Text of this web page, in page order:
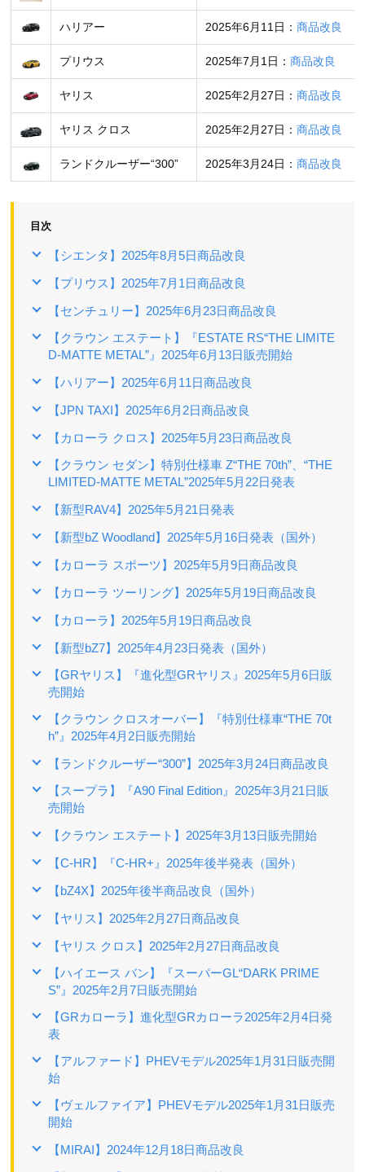
ハリアー 2025年6月11日： 商品改良
プリウス 2025年7月1日： 商品改良
ヤリス 2025年2月27日： 商品改良
ヤリス クロス 2025年2月27日： 商品改良
ランドクルーザー“300” 2025年3月24日： 商品改良
目次
【シエンタ】2025年8月5日商品改良
【プリウス】2025年7月1日商品改良
【センチュリー】2025年6月23日商品改良
【クラウン エステート】『ESTATE RS“THE LIMITE
D-MATTE METAL”』2025年6月13日販売開始
【ハリアー】2025年6月11日商品改良
【JPN TAXI】2025年6月2日商品改良
【カローラ クロス】2025年5月23日商品改良
【クラウン セダン】特別仕様車 Z“THE 70th”、“THE
LIMITED-MATTE METAL”2025年5月22日発表
【新型RAV4】2025年5月21日発表
【新型bZ Woodland】2025年5月16日発表（国外）
【カローラ スポーツ】2025年5月9日商品改良
【カローラ ツーリング】2025年5月19日商品改良
【カローラ】2025年5月19日商品改良
【新型bZ7】2025年4月23日発表（国外）
【GRヤリス】『進化型GRヤリス』2025年5月6日販
売開始
【クラウン クロスオーバー】『特別仕様車“THE 70t
h”』2025年4月2日販売開始
【ランドクルーザー“300”】2025年3月24日商品改良
【スープラ】『A90 Final Edition』2025年3月21日販
売開始
【クラウン エステート】2025年3月13日販売開始
【C-HR】『C-HR+』2025年後半発表（国外）
【bZ4X】2025年後半商品改良（国外）
【ヤリス】2025年2月27日商品改良
【ヤリス クロス】2025年2月27日商品改良
【ハイエース バン】『スーパーGL“DARK PRIME
S”』2025年2月7日販売開始
【GRカローラ】進化型GRカローラ2025年2月4日発
表
【アルファード】PHEVモデル2025年1月31日販売開
始
【ヴェルファイア】PHEVモデル2025年1月31日販売
開始
【MIRAI】2024年12月18日商品改良